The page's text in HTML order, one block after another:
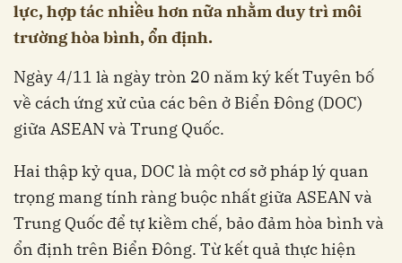
lực, hợp tác nhiều hơn nữa nhằm duy trì môi
trường hòa bình, ổn định.
Ngày 4/11 là ngày tròn 20 năm ký kết Tuyên bố
về cách ứng xử của các bên ở Biển Đông (DOC)
giữa ASEAN và Trung Quốc.
Hai thập kỷ qua, DOC là một cơ sở pháp lý quan
trọng mang tính ràng buộc nhất giữa ASEAN và
Trung Quốc để tự kiềm chế, bảo đảm hòa bình và
ổn định trên Biển Đông. Từ kết quả thực hiện